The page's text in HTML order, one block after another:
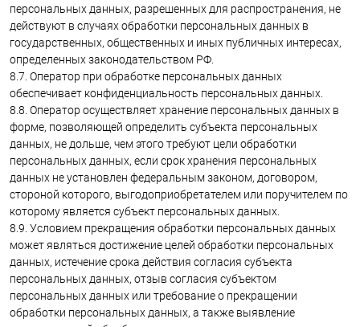
персональных данных, разрешенных для распространения, не
действуют в случаях обработки персональных данных в
государственных, общественных и иных публичных интересах,
определенных законодательством РФ.
8.7. Оператор при обработке персональных данных
обеспечивает конфиденциальность персональных данных.
8.8. Оператор осуществляет хранение персональных данных в
форме, позволяющей определить субъекта персональных
данных, не дольше, чем этого требуют цели обработки
персональных данных, если срок хранения персональных
данных не установлен федеральным законом, договором,
стороной которого, выгодоприобретателем или поручителем по
которому является субъект персональных данных.
8.9. Условием прекращения обработки персональных данных
может являться достижение целей обработки персональных
данных, истечение срока действия согласия субъекта
персональных данных, отзыв согласия субъектом
персональных данных или требование о прекращении
обработки персональных данных, а также выявление